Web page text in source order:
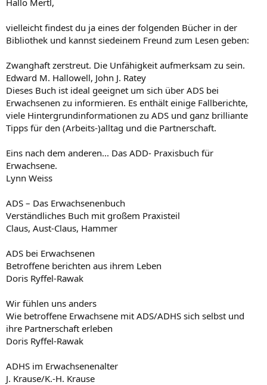
vielleicht findest du ja eines der folgenden Bücher in der
Bibliothek und kannst siedeinem Freund zum Lesen geben:
Zwanghaft zerstreut. Die Unfähigkeit aufmerksam zu sein.
Edward M. Hallowell, John J. Ratey
Dieses Buch ist ideal geeignet um sich über ADS bei
Erwachsenen zu informieren. Es enthält einige Fallberichte,
viele Hintergrundinformationen zu ADS und ganz brilliante
Tipps für den (Arbeits-)alltag und die Partnerschaft.
Eins nach dem anderen... Das ADD- Praxisbuch für
Erwachsene.
Lynn Weiss
ADS – Das Erwachsenenbuch
Verständliches Buch mit großem Praxisteil
Claus, Aust-Claus, Hammer
ADS bei Erwachsenen
Betroffene berichten aus ihrem Leben
Doris Ryffel-Rawak
Wir fühlen uns anders
Wie betroffene Erwachsene mit ADS/ADHS sich selbst und
ihre Partnerschaft erleben
Doris Ryffel-Rawak
ADHS im Erwachsenenalter
J. Krause/K.-H. Krause